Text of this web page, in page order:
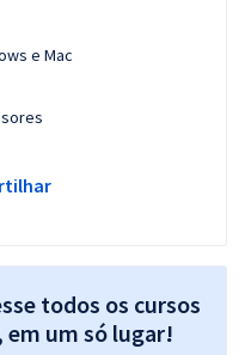
e Mac
todos os cursos
em um só lugar!